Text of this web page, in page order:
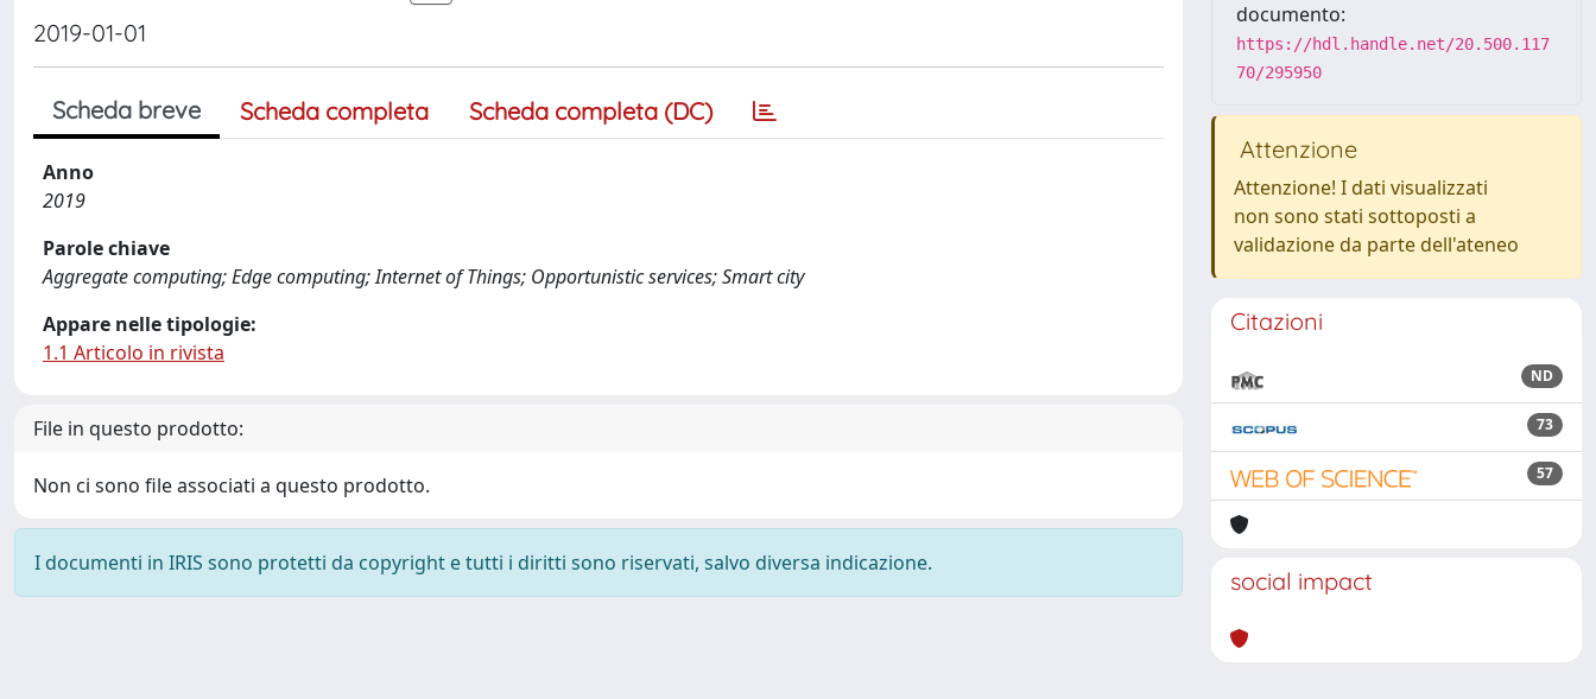
2019-01-01
Scheda breve Scheda completa Scheda completa (DC)
Anno
2019
Parole chiave
Aggregate computing; Edge computing; Internet of Things; Opportunistic services; Smart city
Appare nelle tipologie:
1.1 Articolo in rivista
File in questo prodotto:
Non ci sono file associati a questo prodotto.
I documenti in IRIS sono protetti da copyright e tutti i diritti sono riservati, salvo diversa indicazione.
documento:
https://hdl.handle.net/20.500.117
70/295950
Attenzione
Attenzione! I dati visualizzati
non sono stati sottoposti a
validazione da parte dell'ateneo
Citazioni
ND
73
57
social impact